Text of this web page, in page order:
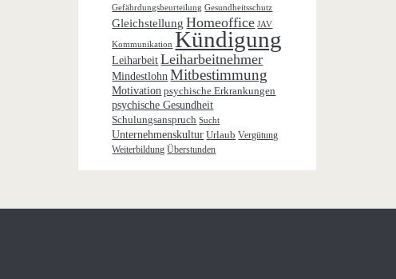
Gefährdungsbeurteilung Gesundheitsschutz
Gleichstellung Homeoffice JAV
Kommunikation Kündigung
Leiharbeit Leiharbeitnehmer
Mindestlohn Mitbestimmung
Motivation psychische Erkrankungen
psychische Gesundheit
Schulungsanspruch Sucht
Unternehmenskultur Urlaub Vergütung
Weiterbildung Überstunden